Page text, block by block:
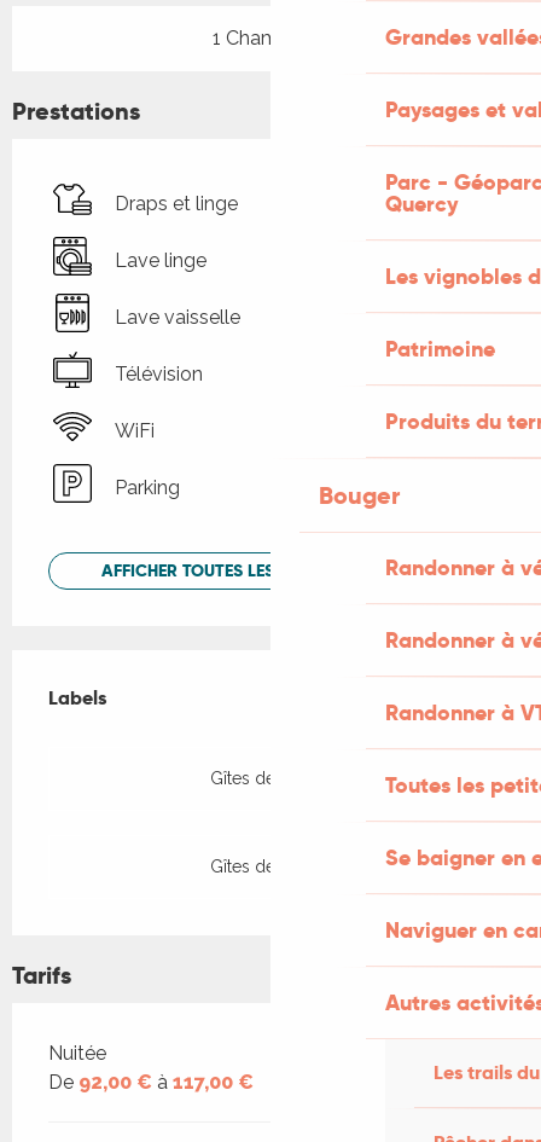
Grandes
Paysages et
Parc -
Quercy
Les vignobles
Patrimoine
Produits du
Bouger
Randonner à
Randonner à
Randonner à
Toutes les
Se baigner en
Naviguer en
Autres
Les trails
1 Chambre(s)
Prestations
Draps et linge
Lave linge
Lave vaisselle
Télévision
WiFi
Parking
AFFICHER TOUTES LES PRESTATIONS
Labels
Labels
Gîtes de France
Gîtes de France
Tarifs
Tarifs 2026
Nuitée
De 92,00 € à 117,00 €